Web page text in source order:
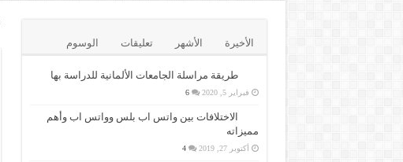
الأخيرة الأشهر تعليقات الوسوم
طريقة مراسلة الجامعات الألمانية للدراسة بها
فبراير 5, 2020 6
الاختلافات بين واتس اب بلس وواتس اب وأهم
مميزاته
أكتوبر 27, 2019 4